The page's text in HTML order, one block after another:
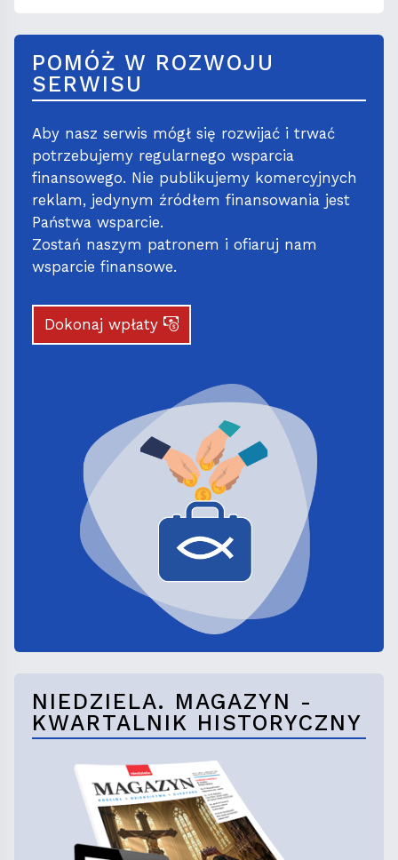
POMÓŻ W ROZWOJU
SERWISU
Aby nasz serwis mógł się rozwijać i trwać
potrzebujemy regularnego wsparcia
finansowego. Nie publikujemy komercyjnych
reklam, jedynym źródłem finansowania jest
Państwa wsparcie.
Zostań naszym patronem i ofiaruj nam
wsparcie finansowe.
Dokonaj wpłaty
NIEDZIELA. MAGAZYN -
KWARTALNIK HISTORYCZNY